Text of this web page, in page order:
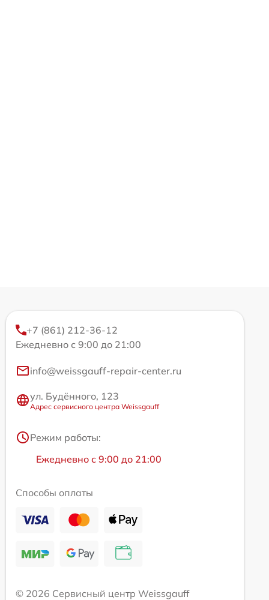
+7 (861) 212-36-12
Ежедневно с 9:00 до 21:00
info@weissgauff-repair-center.ru
ул. Будённого, 123
Адрес сервисного центра Weissgauff
Режим работы:
Ежедневно с 9:00 до 21:00
Способы оплаты
© 2026 Сервисный центр Weissgauff